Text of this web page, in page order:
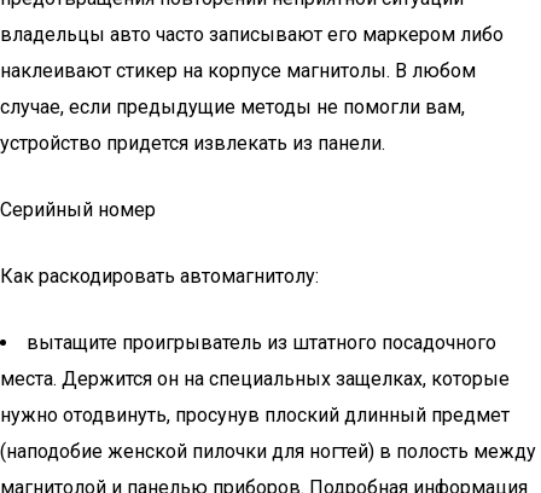
владельцы авто часто записывают его маркером либо
наклеивают стикер на корпусе магнитолы. В любом
случае, если предыдущие методы не помогли вам,
устройство придется извлекать из панели.
Серийный номер
Как раскодировать автомагнитолу:
вытащите проигрыватель из штатного посадочного
места. Держится он на специальных защелках, которые
нужно отодвинуть, просунув плоский длинный предмет
(наподобие женской пилочки для ногтей) в полость между
магнитолой и панелью приборов. Подробная информация